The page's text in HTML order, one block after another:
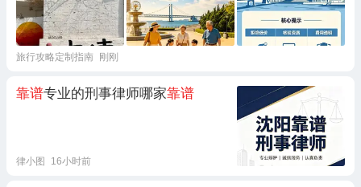
旅行攻略定制指南 刚刚
靠谱专业的刑事律师哪家靠谱
律小图 16小时前